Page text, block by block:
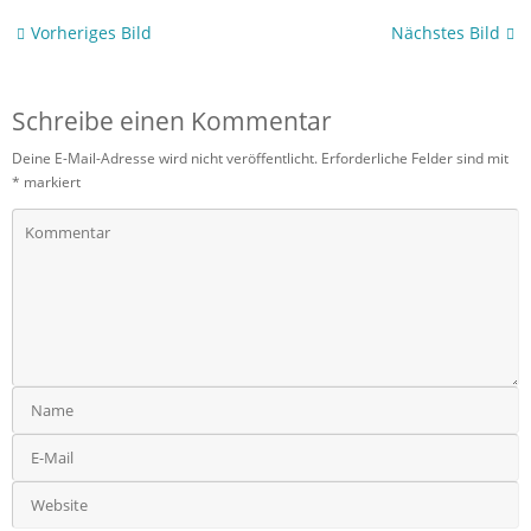
Vorheriges Bild Nächstes Bild
Schreibe einen Kommentar
Deine E-Mail-Adresse wird nicht veröffentlicht. Erforderliche Felder sind mit
* markiert